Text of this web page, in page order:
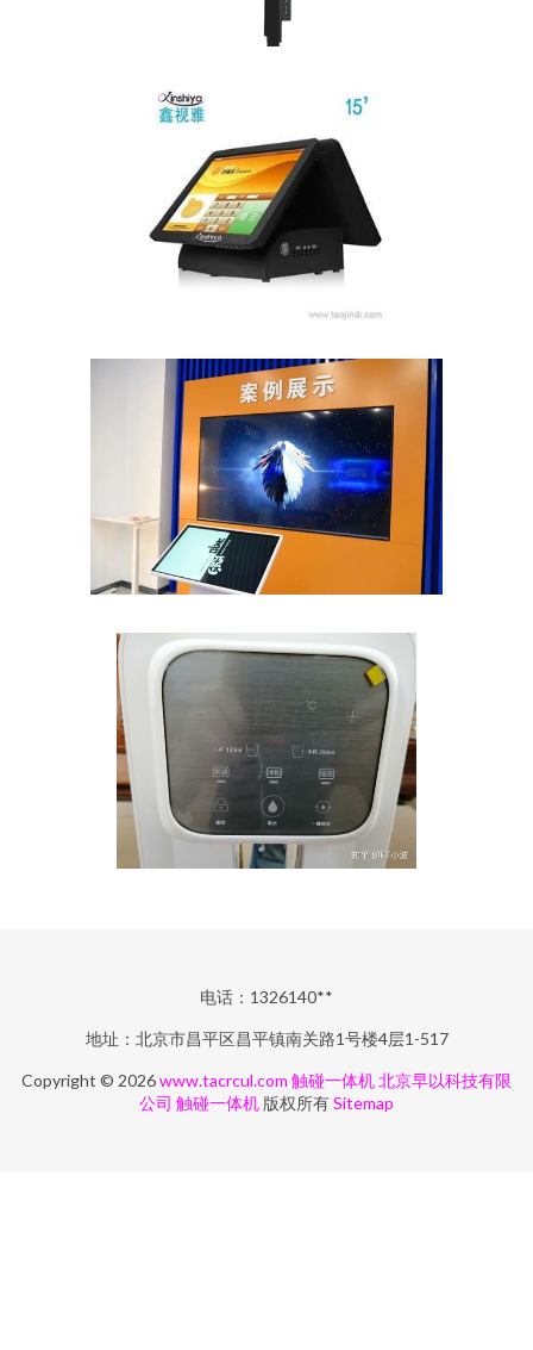
电话：1326140**
地址：北京市昌平区昌平镇南关路1号楼4层1-517
Copyright © 2026www.tacrcul.com 触碰一体机北京早以科技有限
公司 触碰一体机 版权所有Sitemap